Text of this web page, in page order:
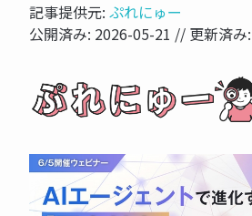
記事提供元: ぷれにゅー
公開済み: 2026-05-21 // 更新済み: